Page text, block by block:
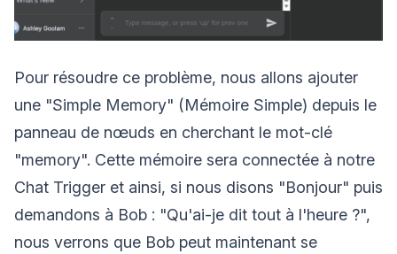
Pour résoudre ce problème, nous allons ajouter
une "Simple Memory" (Mémoire Simple) depuis le
panneau de nœuds en cherchant le mot-clé
"memory". Cette mémoire sera connectée à notre
Chat Trigger et ainsi, si nous disons "Bonjour" puis
demandons à Bob : "Qu'ai-je dit tout à l'heure ?",
nous verrons que Bob peut maintenant se